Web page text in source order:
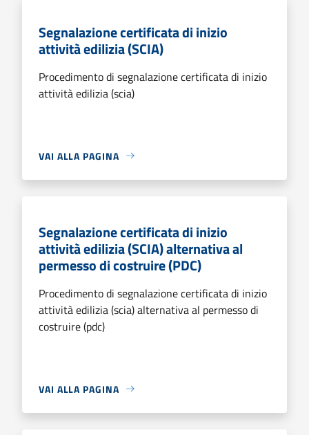
Segnalazione certificata di inizio
attività edilizia (SCIA)
Procedimento di segnalazione certificata di inizio
attività edilizia (scia)
VAI ALLA PAGINA
Segnalazione certificata di inizio
attività edilizia (SCIA) alternativa al
permesso di costruire (PDC)
Procedimento di segnalazione certificata di inizio
attività edilizia (scia) alternativa al permesso di
costruire (pdc)
VAI ALLA PAGINA